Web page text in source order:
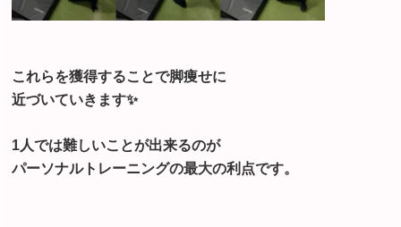
これらを獲得することで脚痩せに
近づいていきます✨
1人では難しいことが出来るのが
パーソナルトレーニングの最大の利点です。